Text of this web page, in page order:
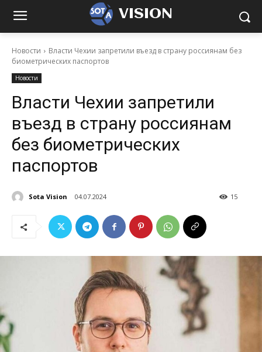
VISION
Новости
Власти Чехии запретили въезд в страну россиянам без
биометрических паспортов
Новости
Власти Чехии запретили
въезд в страну россиянам
без биометрических
паспортов
Sota Vision 04.07.2024 15